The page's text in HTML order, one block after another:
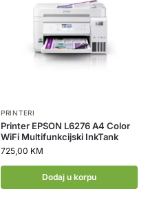
PRINTERI
Printer EPSON L6276 A4 Color
WiFi Multifunkcijski InkTank
725,00 KM
Dodaj u korpu